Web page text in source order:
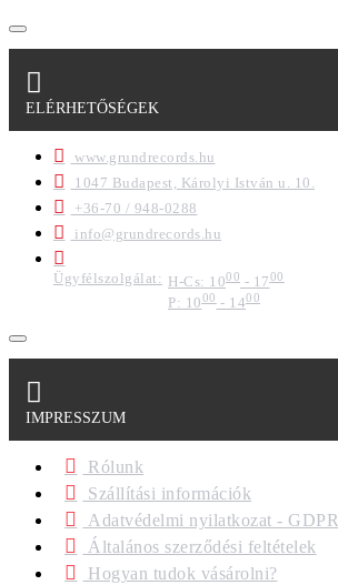
ELÉRHETŐSÉGEK
www.grundrecords.hu
1047 Budapest, Károlyi István u. 10.
+36-70 / 948-0288
info@grundrecords.hu
Ügyfélszolgálat: H-Cs: 1000 - 1700
P: 1000- 1400
IMPRESSZUM
Rólunk
Szállítási információk
Adatvédelmi nyilatkozat - GDPR
Általános szerződési feltételek
Hogyan tudok vásárolni?